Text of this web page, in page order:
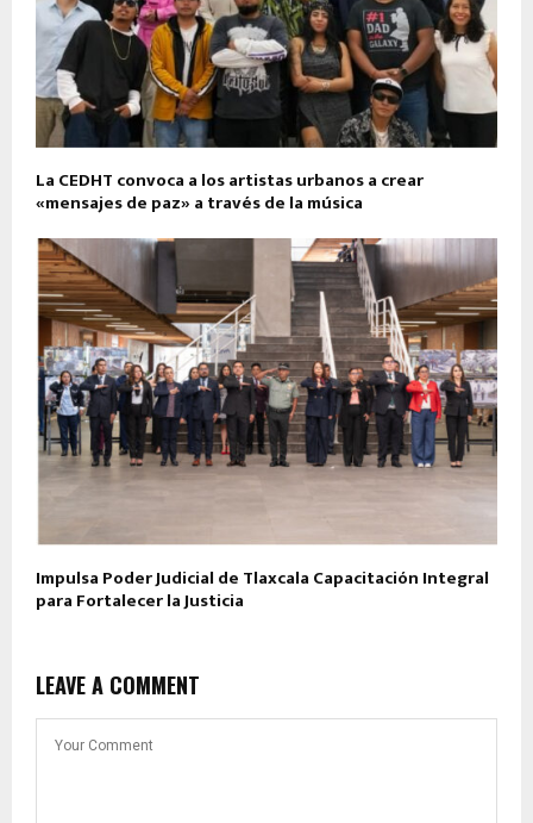
La CEDHT convoca a los artistas urbanos a crear
«mensajes de paz» a través de la música
Impulsa Poder Judicial de Tlaxcala Capacitación Integral
para Fortalecer la Justicia
LEAVE A COMMENT